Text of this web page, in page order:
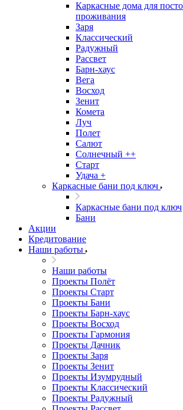
Каркасные дома для
проживания
Заря
Классический
Радужный
Рассвет
Барн-хаус
Вега
Восход
Зенит
Комета
Луч
Полет
Салют
Солнечный ++
Старт
Удача +
Каркасные бани под ключ
Каркасные бани под ключ
Бани
Акции
Кредитование
Наши работы
Наши работы
Проекты Полёт
Проекты Старт
Проекты Бани
Проекты Барн-хаус
Проекты Восход
Проекты Гармония
Проекты Дачник
Проекты Заря
Проекты Зенит
Проекты Изумрудный
Проекты Классический
Проекты Радужный